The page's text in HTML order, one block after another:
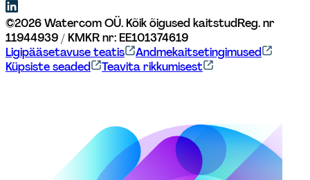
©2026Watercom OÜ. Kõik õigused kaitstudReg. nr
11944939 / KMKR nr: EE101374619
Ligipääsetavuse teatis
Andmekaitsetingimused
Küpsiste seaded
Teavita rikkumisest